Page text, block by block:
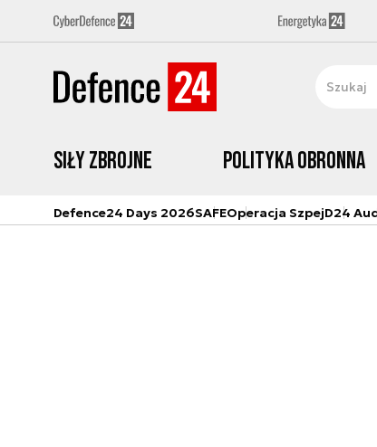
Siły zbrojne Polityka obronna
Defence24 Days 2026SAFEOperacja SzpejD24